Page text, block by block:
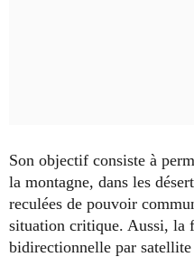
Son objectif consiste à
la montagne, dans les
reculées de pouvoir
situation critique. Aussi, la
bidirectionnelle par